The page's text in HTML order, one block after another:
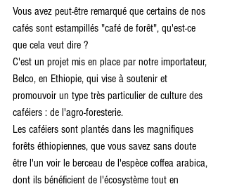
Vous avez peut-être remarqué que certains de nos
cafés sont estampillés "café de forêt", qu'est-ce
que cela veut dire ?
C'est un projet mis en place par notre importateur,
Belco, en Ethiopie, qui vise à soutenir et
promouvoir un type très particulier de culture des
caféiers : de l'agro-foresterie.
Les caféiers sont plantés dans les magnifiques
forêts éthiopiennes, que vous savez sans doute
être l'un voir le berceau de l'espèce coffea arabica,
dont ils bénéficient de l'écosystème tout en